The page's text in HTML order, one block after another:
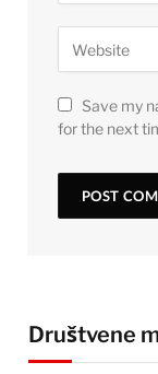
Save my
for the next
Društvene